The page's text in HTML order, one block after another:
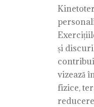
și
vizează
fizice,